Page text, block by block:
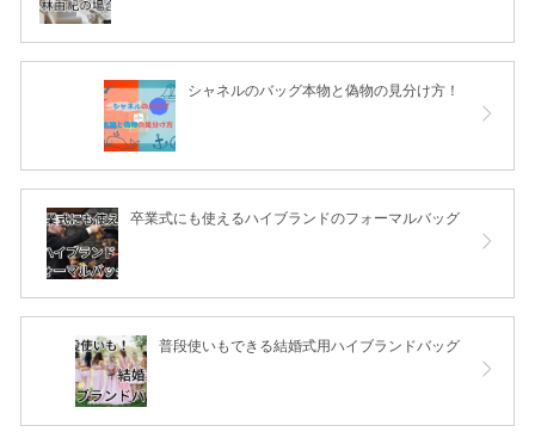
シャネルのバッグ本物と偽物の見分け方！
卒業式にも使えるハイブランドのフォーマルバッグ
普段使いもできる結婚式用ハイブランドバッグ